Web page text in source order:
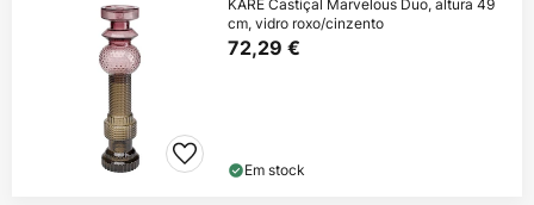
KARE Castiçal Marvelous Duo, altura 49
cm, vidro roxo/cinzento
72,29 €
Em stock